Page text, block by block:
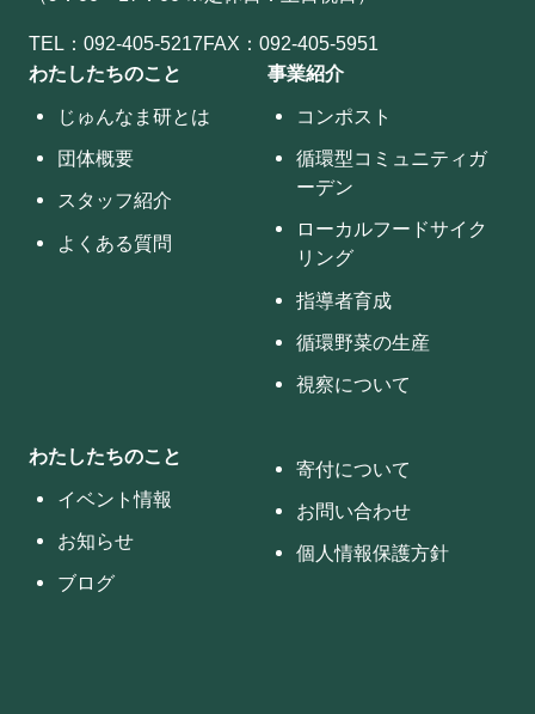
TEL：092-405-5217FAX：092-405-5951
わたしたちのこと
じゅんなま研とは
団体概要
スタッフ紹介
よくある質問
事業紹介
コンポスト
循環型コミュニティガ
ーデン
ローカルフードサイク
リング
指導者育成
循環野菜の生産
視察について
わたしたちのこと
イベント情報
お知らせ
ブログ
寄付について
お問い合わせ
個人情報保護方針